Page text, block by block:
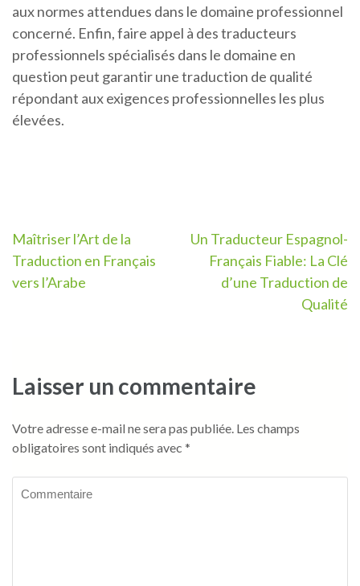
aux normes attendues dans le domaine professionnel
concerné. Enfin, faire appel à des traducteurs
professionnels spécialisés dans le domaine en
question peut garantir une traduction de qualité
répondant aux exigences professionnelles les plus
élevées.
Navigation
de
Maîtriser l’Art de la
Traduction en Français
vers l’Arabe
Un Traducteur Espagnol-
Français Fiable: La Clé
d’une Traduction de
Qualité
Laisser un commentaire
Votre adresse e-mail ne sera pas publiée. Les champs
obligatoires sont indiqués avec *